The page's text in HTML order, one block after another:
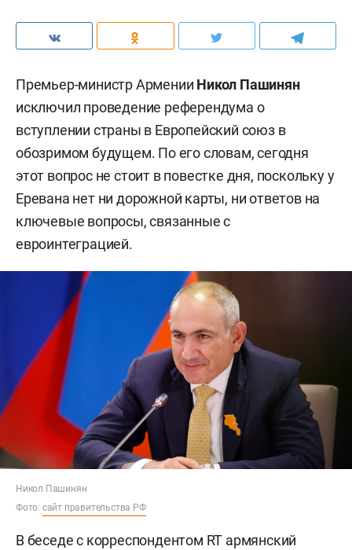
Премьер-министр Армении Никол Пашинян
исключил проведение референдума о
вступлении страны в Европейский союз в
обозримом будущем. По его словам, сегодня
этот вопрос не стоит в повестке дня, поскольку у
Еревана нет ни дорожной карты, ни ответов на
ключевые вопросы, связанные с
евроинтеграцией.
Никол Пашинян
Фото: сайт правительства РФ
В беседе с корреспондентом RT армянский